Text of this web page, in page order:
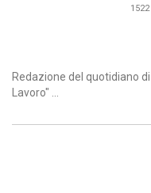
1522
Redazione del quotidiano
Lavoro" ...